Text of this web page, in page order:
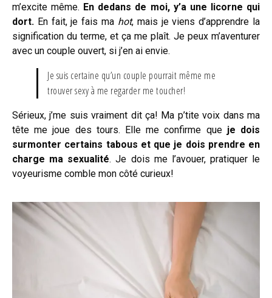
m’excite même. En dedans de moi, y’a une licorne qui
dort. En fait, je fais ma hot, mais je viens d’apprendre la
signification du terme, et ça me plaît. Je peux m’aventurer
avec un couple ouvert, si j’en ai envie.
Je suis certaine qu’un couple pourrait même me
trouver sexy à me regarder me toucher!
Sérieux, j’me suis vraiment dit ça! Ma p’tite voix dans ma
tête me joue des tours. Elle me confirme que je dois
surmonter certains tabous et que je dois prendre en
charge ma sexualité. Je dois me l’avouer, pratiquer le
voyeurisme comble mon côté curieux!